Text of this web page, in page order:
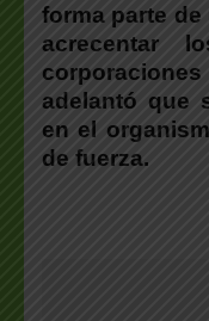
forma parte
acrecentar
adelantó que
en el
de fuerza.